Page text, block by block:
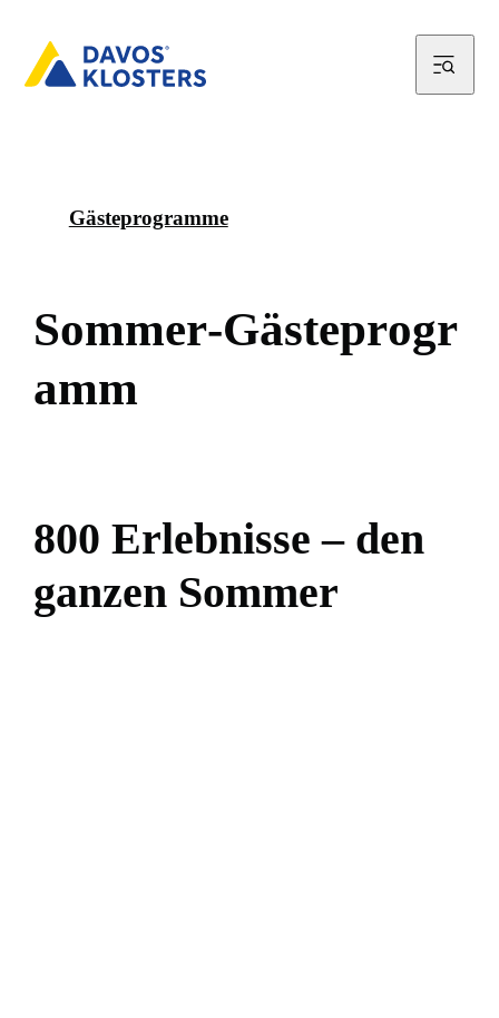
Gästeprogramme
Sommer-Gästeprogr
amm
800 Erlebnisse – den
ganzen Sommer